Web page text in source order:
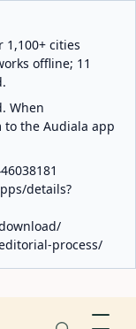
cities
offline; 11
When
the Audiala app
details?
process/